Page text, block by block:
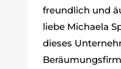
freundlich und
liebe Michaela
dieses